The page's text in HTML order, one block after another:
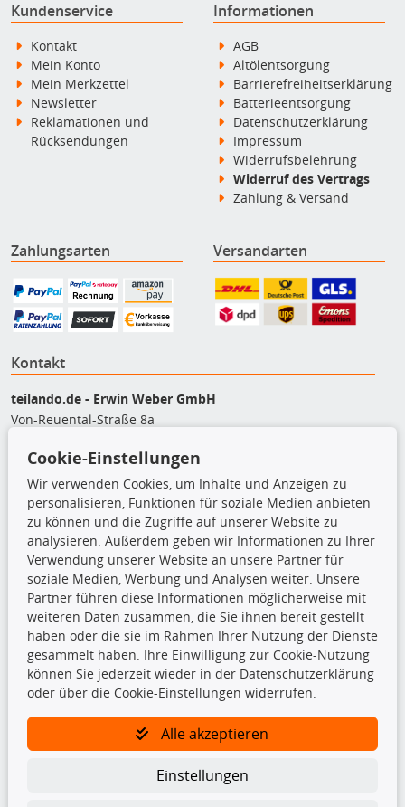
Kundenservice
Kontakt
Mein Konto
Mein Merkzettel
Newsletter
Reklamationen und
Rücksendungen
Informationen
AGB
Altölentsorgung
Barrierefreiheitserklärung
Batterieentsorgung
Datenschutzerklärung
Impressum
Widerrufsbelehrung
Widerruf des Vertrags
Zahlung & Versand
Zahlungsarten Versandarten
Kontakt
teilando.de - Erwin Weber GmbH
Von-Reuental-Straße 8a
+49 (0) 8165 / 5093200
shop@teilando.de
Top Produkte
Beleuchtung
Bremsbeläge
Bremsscheiben
Kupplungssatz
Querlenker
Radlager
Stoßdämpfer
TecDoc Inside
Cookie-Einstellungen
Wir verwenden Cookies, um Inhalte und Anzeigen zu
personalisieren, Funktionen für soziale Medien anbieten
zu können und die Zugriffe auf unserer Website zu
analysieren. Außerdem geben wir Informationen zu Ihrer
Verwendung unserer Website an unsere Partner für
soziale Medien, Werbung und Analysen weiter. Unsere
Partner führen diese Informationen möglicherweise mit
weiteren Daten zusammen, die Sie ihnen bereit gestellt
haben oder die sie im Rahmen Ihrer Nutzung der Dienste
gesammelt haben. Ihre Einwilligung zur Cookie-Nutzung
können Sie jederzeit wieder in der Datenschutzerklärung
oder über die Cookie-Einstellungen widerrufen.
Alle akzeptieren
Einstellungen